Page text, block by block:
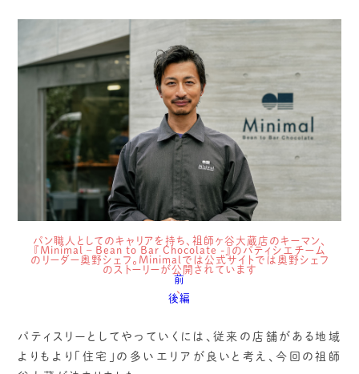
パン職人としてのキャリアを持ち、祖師ヶ谷大蔵店のキーマン、
『Minimal – Bean to Bar Chocolate -』のパティシエチーム
のリーダー奥野シェフ。Minimalでは公式サイトでは奥野シェフ
のストーリーが公開されています
前
、
後編
パティスリーとしてやっていくには、従来の店舗がある地域
よりもより「住宅」の多いエリアが良いと考え、今回の祖師